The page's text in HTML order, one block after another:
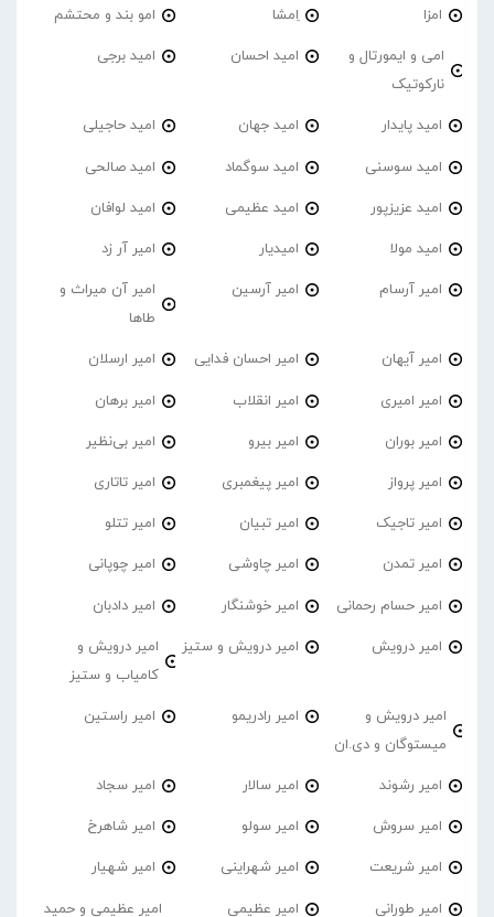
امزا اِمشا امو بند و محتشم
امی و ایمورتال و
نارکوتیک
امید احسان امید برجی
امید پایدار امید جهان امید حاجیلی
امید سوسنی امید سوگماد امید صالحی
امید عزیزپور امید عظیمی امید لوافان
امید مولا امیدیار امیر آر زد
امیر آرسام امیر آرسین
امیر آن میراث و
طاها
امیر آیهان امیر احسان فدایی امیر ارسلان
امیر امیری امیر انقلاب امیر برهان
امیر‌ بوران امیر بیرو امیر بی‌نظیر
امیر پرواز امیر پیغمبری امیر تاتاری
امیر تاجیک امیر تبیان امیر تتلو
امیر تمدن امیر چاوشی امیر چوپانی
امیر حسام رحمانی امیر خوشنگار امیر دادبان
امیر درویش امیر درویش و ستیز
امیر درویش و
کامیاب و ستیز
امیر درویش و
میستوگان و دی.ان
امیر رادریمو امیر راستین
امیر رشوند امیر سالار امیر سجاد
امیر سروش امیر سولو امیر شاهرخ
امیر شریعت امیر شهراینی امیر شهیار
امیر طورانی امیر عظیمی امیر عظیمی و حمید